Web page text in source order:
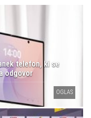
telefon, ki se
odgovor
OGLAS